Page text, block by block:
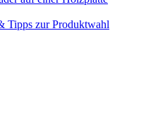
Tipps zur Produktwahl